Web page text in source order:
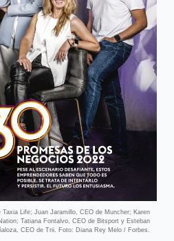
Life; Juan Jaramillo, CEO de Muncher; Karen
Tatiana Fontalvo, CEO de Bitsport y Esteban
CEO de Trii. Foto: Diana Rey Melo / Forbes.